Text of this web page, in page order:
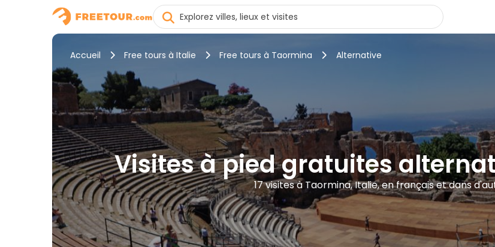
Accueil Free tours à Italie Free tours à Taormina Alternative
Visites à pied gratuites
17 visites à Taormina, Italie, en français et dans